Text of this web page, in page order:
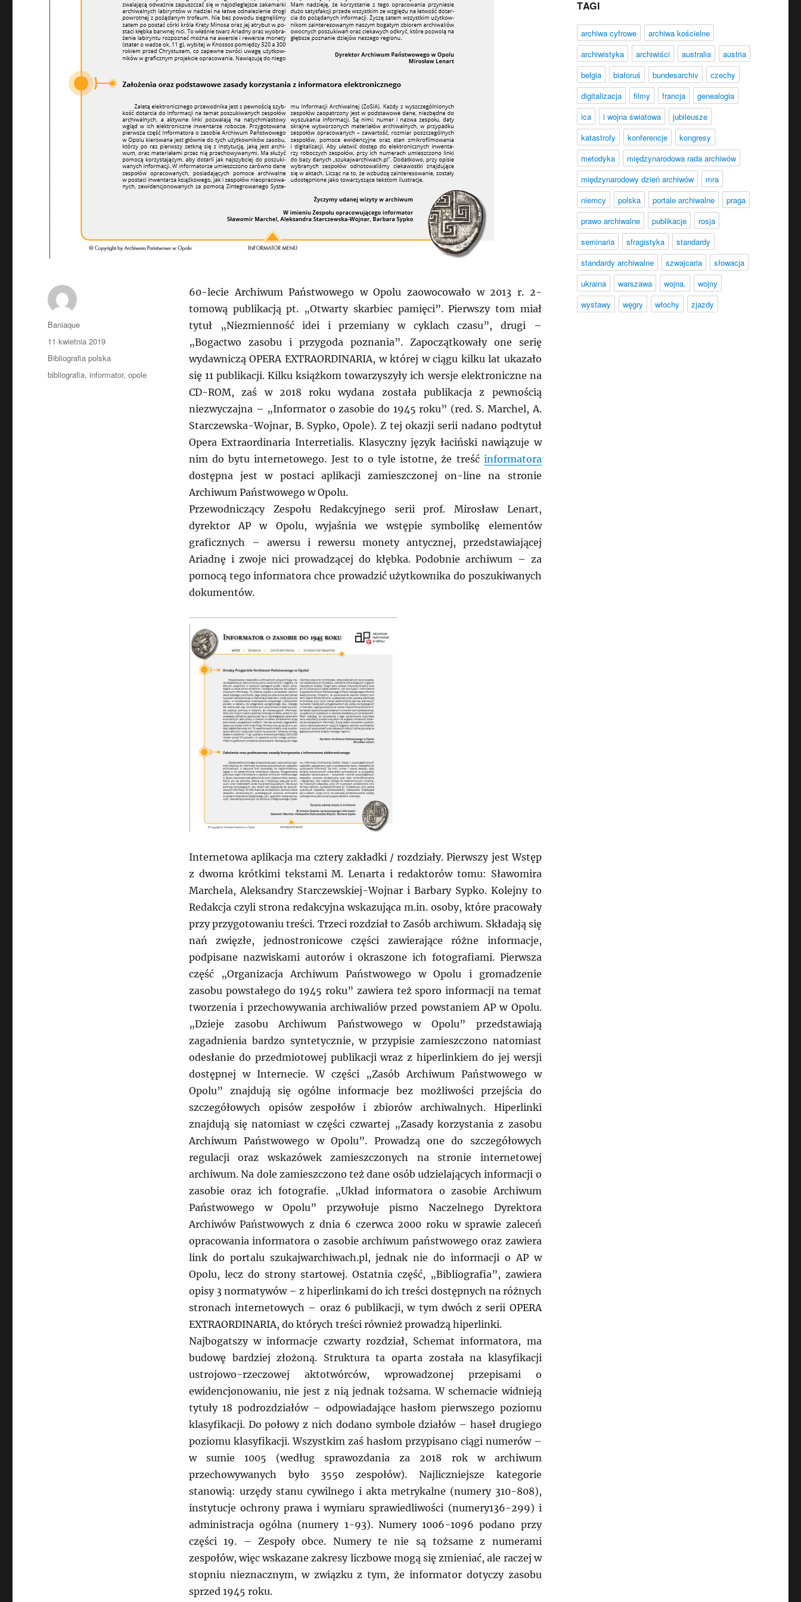
60-lecie Archiwum Państwowego w Opolu zaowocowało w 2013 r. 2-
tomową publikacją pt. „Otwarty skarbiec pamięci”. Pierwszy tom miał
tytuł „Niezmienność idei i przemiany w cyklach czasu”, drugi –
„Bogactwo zasobu i przygoda poznania”. Zapoczątkowały one serię
wydawniczą OPERA EXTRAORDINARIA, w której w ciągu kilku lat ukazało
się 11 publikacji. Kilku książkom towarzyszyły ich wersje elektroniczne na
CD-ROM, zaś w 2018 roku wydana została publikacja z pewnością
niezwyczajna – „Informator o zasobie do 1945 roku” (red. S. Marchel, A.
Starczewska-Wojnar, B. Sypko, Opole). Z tej okazji serii nadano podtytuł
Opera Extraordinaria Interretialis. Klasyczny język łaciński nawiązuje w
nim do bytu internetowego. Jest to o tyle istotne, że treść informatora
dostępna jest w postaci aplikacji zamieszczonej on-line na stronie
Archiwum Państwowego w Opolu.
Przewodniczący Zespołu Redakcyjnego serii prof. Mirosław Lenart,
dyrektor AP w Opolu, wyjaśnia we wstępie symbolikę elementów
graficznych – awersu i rewersu monety antycznej, przedstawiającej
Ariadnę i zwoje nici prowadzącej do kłębka. Podobnie archiwum – za
pomocą tego informatora chce prowadzić użytkownika do poszukiwanych
dokumentów.
Internetowa aplikacja ma cztery zakładki / rozdziały. Pierwszy jest Wstęp
z dwoma krótkimi tekstami M. Lenarta i redaktorów tomu: Sławomira
Marchela, Aleksandry Starczewskiej-Wojnar i Barbary Sypko. Kolejny to
Redakcja czyli strona redakcyjna wskazująca m.in. osoby, które pracowały
przy przygotowaniu treści. Trzeci rozdział to Zasób archiwum. Składają się
nań zwięzłe, jednostronicowe części zawierające różne informacje,
podpisane nazwiskami autorów i okraszone ich fotografiami. Pierwsza
część „Organizacja Archiwum Państwowego w Opolu i gromadzenie
zasobu powstałego do 1945 roku” zawiera też sporo informacji na temat
tworzenia i przechowywania archiwaliów przed powstaniem AP w Opolu.
„Dzieje zasobu Archiwum Państwowego w Opolu” przedstawiają
zagadnienia bardzo syntetycznie, w przypisie zamieszczono natomiast
odesłanie do przedmiotowej publikacji wraz z hiperlinkiem do jej wersji
dostępnej w Internecie. W części „Zasób Archiwum Państwowego w
Opolu” znajdują się ogólne informacje bez możliwości przejścia do
szczegółowych opisów zespołów i zbiorów archiwalnych. Hiperlinki
znajdują się natomiast w części czwartej „Zasady korzystania z zasobu
Archiwum Państwowego w Opolu”. Prowadzą one do szczegółowych
regulacji oraz wskazówek zamieszczonych na stronie internetowej
archiwum. Na dole zamieszczono też dane osób udzielających informacji o
zasobie oraz ich fotografie. „Układ informatora o zasobie Archiwum
Państwowego w Opolu” przywołuje pismo Naczelnego Dyrektora
Archiwów Państwowych z dnia 6 czerwca 2000 roku w sprawie zaleceń
opracowania informatora o zasobie archiwum państwowego oraz zawiera
link do portalu szukajwarchiwach.pl, jednak nie do informacji o AP w
Opolu, lecz do strony startowej. Ostatnia część, „Bibliografia”, zawiera
opisy 3 normatywów – z hiperlinkami do ich treści dostępnych na różnych
stronach internetowych – oraz 6 publikacji, w tym dwóch z serii OPERA
EXTRAORDINARIA, do których treści również prowadzą hiperlinki.
Najbogatszy w informacje czwarty rozdział, Schemat informatora, ma
budowę bardziej złożoną. Struktura ta oparta została na klasyfikacji
ustrojowo-rzeczowej aktotwórców, wprowadzonej przepisami o
ewidencjonowaniu, nie jest z nią jednak tożsama. W schemacie widnieją
tytuły 18 podrozdziałów – odpowiadające hasłom pierwszego poziomu
klasyfikacji. Do połowy z nich dodano symbole działów – haseł drugiego
poziomu klasyfikacji. Wszystkim zaś hasłom przypisano ciągi numerów –
w sumie 1005 (według sprawozdania za 2018 rok w archiwum
przechowywanych było 3550 zespołów). Najliczniejsze kategorie
stanowią: urzędy stanu cywilnego i akta metrykalne (numery 310-808),
instytucje ochrony prawa i wymiaru sprawiedliwości (numery136-299) i
administracja ogólna (numery 1-93). Numery 1006-1096 podano przy
części 19. – Zespoły obce. Numery te nie są tożsame z numerami
zespołów, więc wskazane zakresy liczbowe mogą się zmieniać, ale raczej w
stopniu nieznacznym, w związku z tym, że informator dotyczy zasobu
sprzed 1945 roku.
Autor
Baniaque
Data
publikacji
11 kwietnia 2019
Kategorie
Bibliografia polska
Tagi
bibliografia,informator,opole
TAGI
archiwa cyfrowe
archiwa kościelne
archiwistyka
archiwiści australia
austria
belgia
białoruś bundesarchiv
czechy
digitalizacja
filmy francja
genealogia
ica
i wojna światowa
jubileusze
katastrofy
konferencje
kongresy
metodyka
międzynarodowa rada archiwów
międzynarodowy dzień archiwów
mra
niemcy
polska portale archiwalne
praga
prawo archiwalne
publikacje
rosja
seminaria
sfragistyka
standardy
standardy archiwalne
szwajcaria
słowacja
ukraina
warszawa wojna.
wojny
wystawy
węgry włochy zjazdy